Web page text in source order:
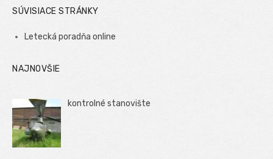
SÚVISIACE STRÁNKY
Letecká poradňa online
NAJNOVŠIE
kontrolné stanovište